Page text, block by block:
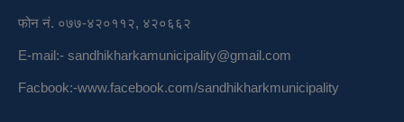
फोन नं. ०७७-४२०११२, ४२०६६२
E-mail:- sandhikharkamunicipality@gmail.com
Facbook:-www.facebook.com/sandhikharkmunicipality